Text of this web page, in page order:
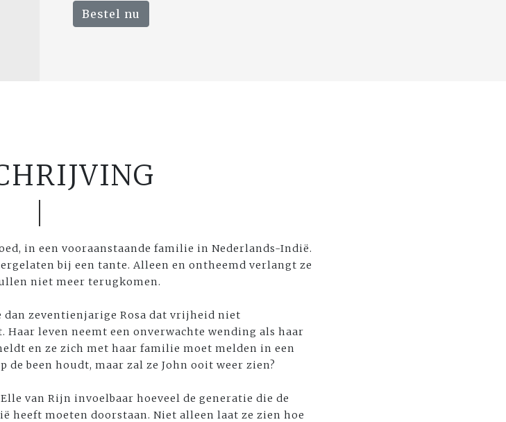
Bestel nu
in een vooraanstaande familie in Nederlands-Indië.
bij een tante. Alleen en ontheemd verlangt ze
niet meer terugkomen.
dan zeventienjarige Rosa dat vrijheid niet
leven neemt een onverwachte wending als haar
en ze zich met haar familie moet melden in een
been houdt, maar zal ze John ooit weer zien?
van Rijn invoelbaar hoeveel de generatie die de
heeft moeten doorstaan. Niet alleen laat ze zien hoe